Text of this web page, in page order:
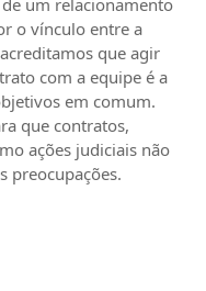
um relacionamento
o vínculo entre a
que agir
com a equipe é a
em comum.
que contratos,
ações judiciais não
preocupações.